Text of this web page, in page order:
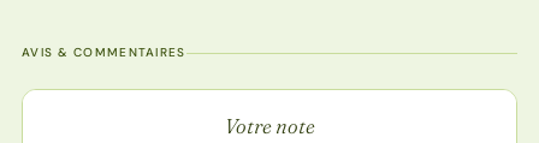
AVIS & COMMENTAIRES
Note de la recette
Votre note